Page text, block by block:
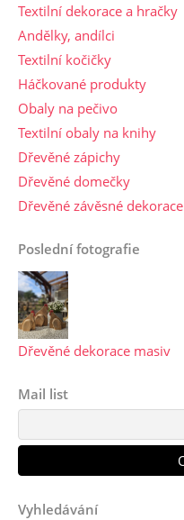
Textilní dekorace a hračky
Andělky, andílci
Textilní kočičky
Háčkované produkty
Obaly na pečivo
Textilní obaly na knihy
Dřevěné zápichy
Dřevěné domečky
Dřevěné závěsné dekorace
Poslední fotografie
Dřevěné dekorace masiv
Mail list
Vyhledávání